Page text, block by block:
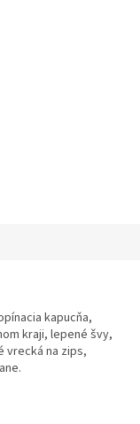
kapucňa,
kraji, lepené švy,
vrecká na zips,